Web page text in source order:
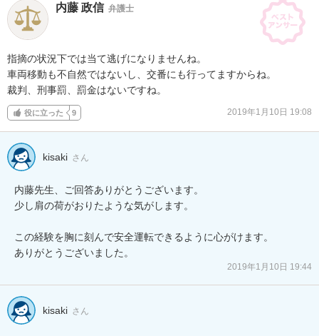
内藤 政信 弁護士
指摘の状況下では当て逃げになりませんね。
車両移動も不自然ではないし、交番にも行ってますからね。
裁判、刑事罰、罰金はないですね。
役に立った 9 2019年1月10日 19:08
kisaki さん
内藤先生、ご回答ありがとうございます。
少し肩の荷がおりたような気がします。
この経験を胸に刻んで安全運転できるように心がけます。
ありがとうございました。
2019年1月10日 19:44
kisaki さん